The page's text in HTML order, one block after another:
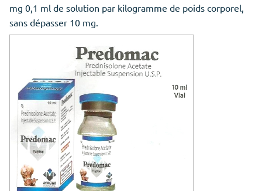
mg 0,1 ml de solution par kilogramme de poids corporel,
sans dépasser 10 mg.